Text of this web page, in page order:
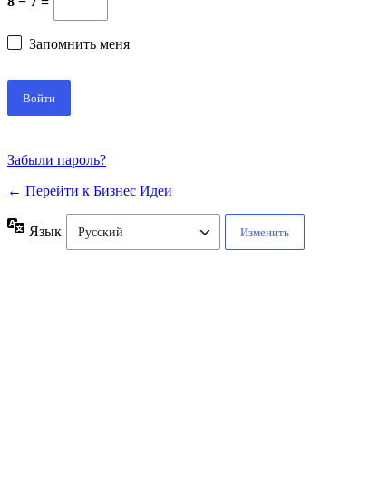
Запомнить меня
Забыли пароль?
← Перейти к Бизнес Идеи
Язык